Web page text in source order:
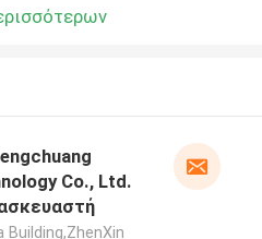
Co., Ltd.
Building,ZhenXin